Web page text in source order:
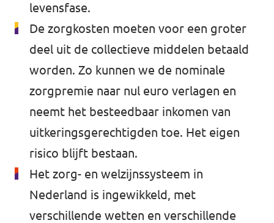
levensfase.
De zorgkosten moeten voor een groter
deel uit de collectieve middelen betaald
worden. Zo kunnen we de nominale
zorgpremie naar nul euro verlagen en
neemt het besteedbaar inkomen van
uitkeringsgerechtigden toe. Het eigen
risico blijft bestaan.
Het zorg- en welzijnssysteem in
Nederland is ingewikkeld, met
verschillende wetten en verschillende